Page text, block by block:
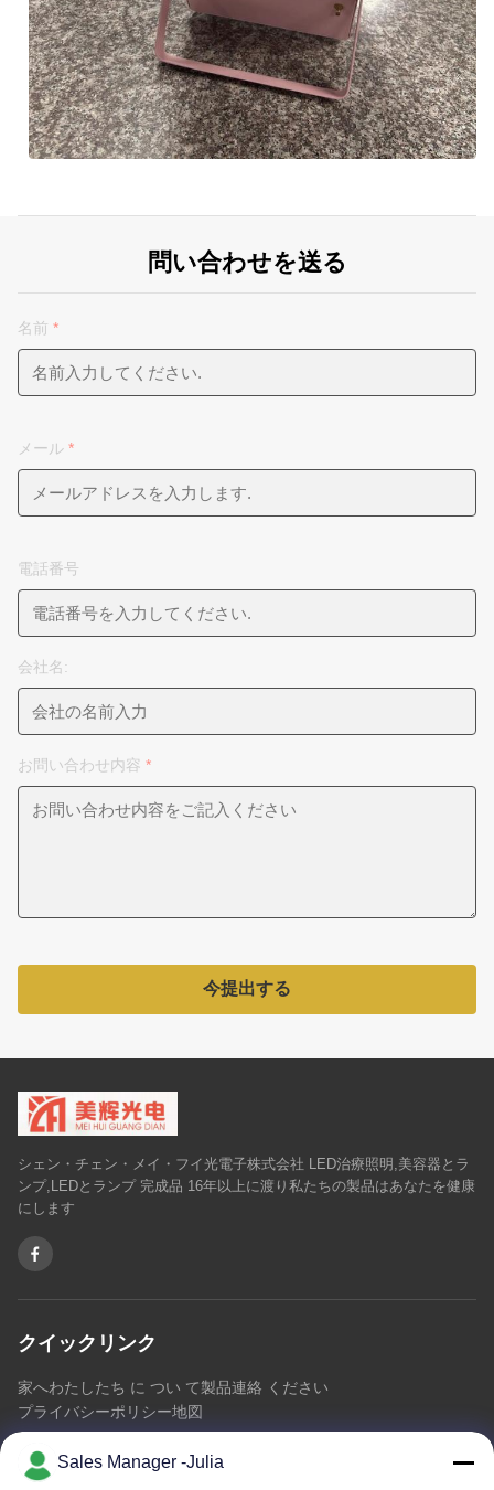
問い合わせを送る
名前 *
メール *
電話番号
会社名:
お問い合わせ内容 *
今提出する
シェン・チェン・メイ・フイ光電子株式会社 LED治療照明,美容器とラ
ンプ,LEDとランプ 完成品 16年以上に渡り私たちの製品はあなたを健康
にします
クイックリンク
家へわたしたち に つい て製品連絡 ください
プライバシーポリシー地図
Sales Manager -Julia